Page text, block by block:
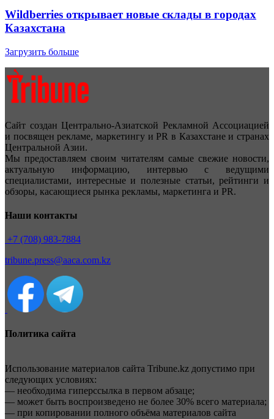
Wildberries открывает новые склады в городах
Казахстана
Загрузить больше
Сайт создан Центрально-Азиатской Рекламной Ассоциацией
и посвящен рекламе, маркетингу и PR в Казахстане и странах
Центральной Азии.
Мы предоставляем своим читателям самые свежие новости,
актуальную информацию, интервью с ведущими
специалистами, интересные и полезные статьи, рейтинги и
обзоры, касающиеся рынка рекламы, маркетинга и PR.
Наши контакты
+7 (708) 983-7884
tribune.press@aaca.com.kz
Политика сайта
Использование материалов сайта Tribune.kz допустимо при
следующих условиях:
— необходима гиперссылка в первом абзаце;
— может быть воспроизведено не более 30% всего материала;
— при копировании полного объёма материалов сайта